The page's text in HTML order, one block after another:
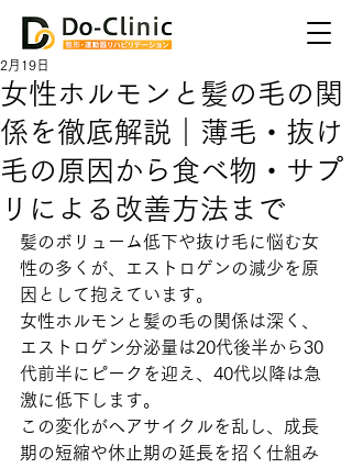
女性ホルモンと髪の毛の関
係を徹底解説｜薄毛・抜け
毛の原因から食べ物・サプ
リによる改善方法まで
2月19日
髪のボリューム低下や抜け毛に悩む女
性の多くが、エストロゲンの減少を原
因として抱えています。
女性ホルモンと髪の毛の関係は深く、
エストロゲン分泌量は20代後半から30
代前半にピークを迎え、40代以降は急
激に低下します。
この変化がヘアサイクルを乱し、成長
期の短縮や休止期の延長を招く仕組み